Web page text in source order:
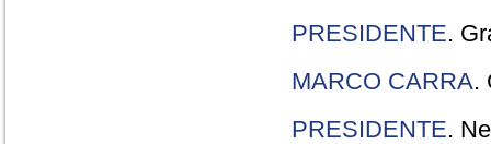
PRESIDENTE.
MARCO CARRA.
PRESIDENTE.